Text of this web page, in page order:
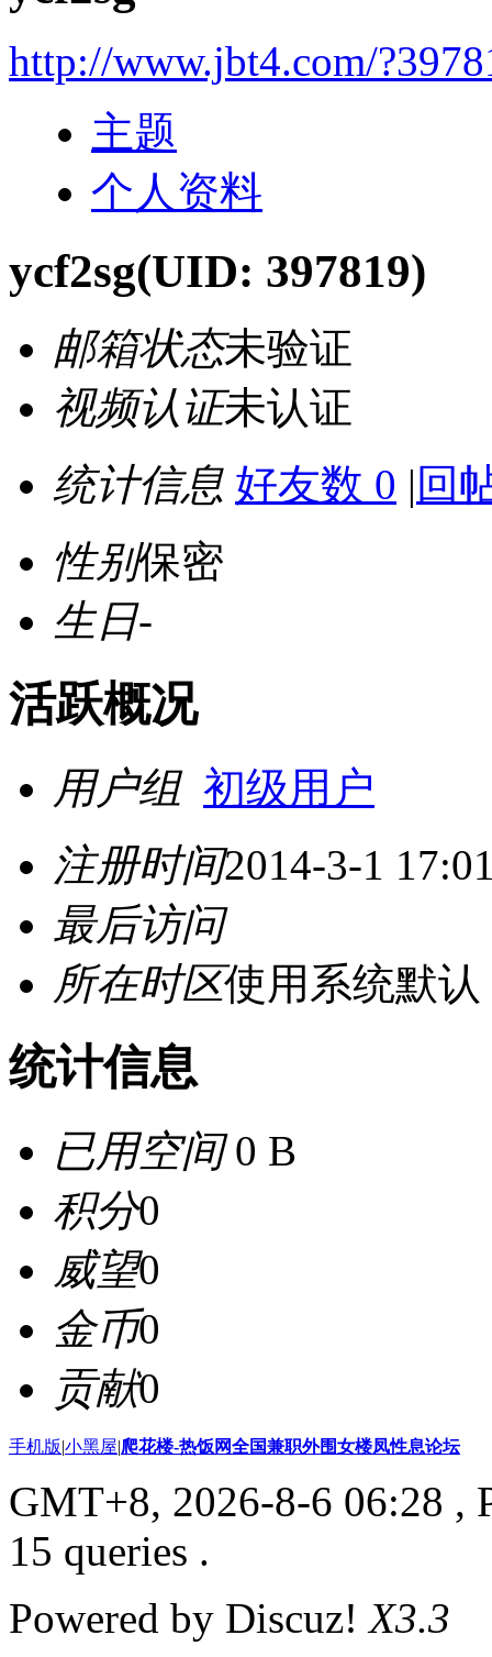
http://www.jbt4.com/
主题
个人资料
ycf2sg(UID: 397819)
邮箱状态未验证
视频认证未认证
统计信息 好友数 0 | 回
性别保密
生日-
活跃概况
用户组 初级用户
注册时间2014-3-1
最后访问
所在时区使用系统默认
统计信息
已用空间0 B
积分0
威望0
金币0
贡献0
手机版|小黑屋|爬花楼-热饭网全国兼职外围女楼凤性息论坛
GMT+8, 2026-8-6 06:28 ,
15 queries .
Powered by Discuz!X3.3